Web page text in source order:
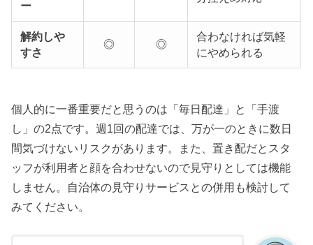
ー
解約しや
すさ
◎ ◎
合わなければ気軽
にやめられる
個人的に一番重要だと思うのは「毎日配達」と「手渡
し」の2点です。週1回の配達では、万が一のときに数日
間気づけないリスクがあります。また、置き配だとスタ
ッフが利用者と顔を合わせないので見守りとしては機能
しません。自治体の見守りサービスとの併用も検討して
みてください。